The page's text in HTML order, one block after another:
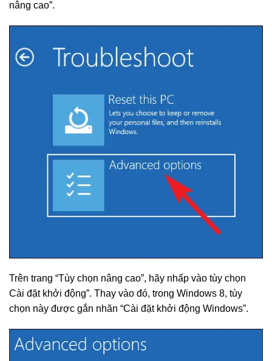
nâng cao”.
Trên trang “Tùy chọn nâng cao”, hãy nhấp vào tùy chọn
Cài đặt khởi động”. Thay vào đó, trong Windows 8, tùy
chọn này được gắn nhãn “Cài đặt khởi động Windows”.